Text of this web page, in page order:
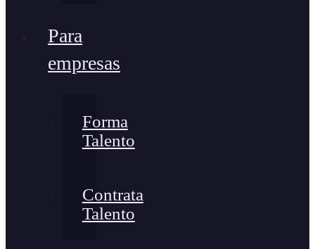
Para
empresas
Forma
Talento
Contrata
Talento